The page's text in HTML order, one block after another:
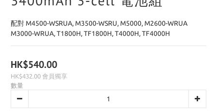
配對 M4500-WSRUA, M3500-WSRU, M5000, M2600-WRUA
M3000-WRUA, T1800H, TF1800H, T4000H, TF4000H
HK$540.00
HK$432.00 會員獨享
數量